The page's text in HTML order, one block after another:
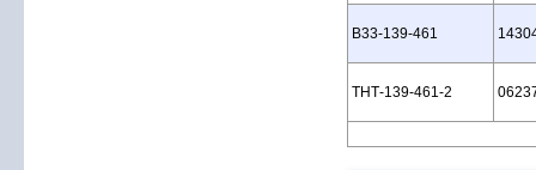
B33‑139‑461
THT‑139‑461‑2